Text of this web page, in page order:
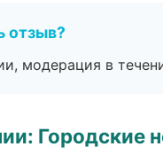
отзыв?
модерация в
Городские